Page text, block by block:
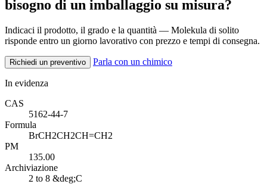
bisogno di un imballaggio su misura?
Indicaci il prodotto, il grado e la quantità — Molekula di solito
risponde entro un giorno lavorativo con prezzo e tempi di consegna.
Richiedi un preventivo Parla con un chimico
In evidenza
CAS
5162-44-7
Formula
BrCH2CH2CH=CH2
PM
135.00
Archiviazione
2 to 8 &deg;C